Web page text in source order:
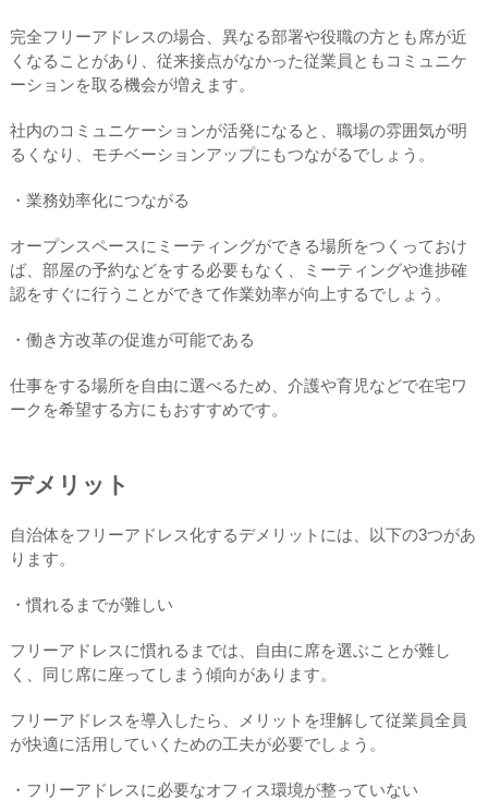
完全フリーアドレスの場合、異なる部署や役職の方とも席が近
くなることがあり、従来接点がなかった従業員ともコミュニケ
ーションを取る機会が増えます。
社内のコミュニケーションが活発になると、職場の雰囲気が明
るくなり、モチベーションアップにもつながるでしょう。
・業務効率化につながる
オープンスペースにミーティングができる場所をつくっておけ
ば、部屋の予約などをする必要もなく、ミーティングや進捗確
認をすぐに行うことができて作業効率が向上するでしょう。
・働き方改革の促進が可能である
仕事をする場所を自由に選べるため、介護や育児などで在宅ワ
ークを希望する方にもおすすめです。
デメリット
自治体をフリーアドレス化するデメリットには、以下の3つがあ
ります。
・慣れるまでが難しい
フリーアドレスに慣れるまでは、自由に席を選ぶことが難し
く、同じ席に座ってしまう傾向があります。
フリーアドレスを導入したら、メリットを理解して従業員全員
が快適に活用していくための工夫が必要でしょう。
・フリーアドレスに必要なオフィス環境が整っていない